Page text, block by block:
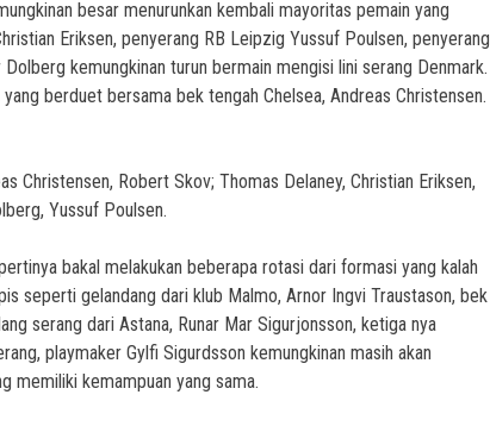
besar menurunkan kembali mayoritas pemain yang
Eriksen, penyerang RB Leipzig Yussuf Poulsen, penyerang
kemungkinan turun bermain mengisi lini serang Denmark.
berduet bersama bek tengah Chelsea, Andreas Christensen.
Christensen, Robert Skov; Thomas Delaney, Christian Eriksen,
Yussuf Poulsen.
bakal melakukan beberapa rotasi dari formasi yang kalah
seperti gelandang dari klub Malmo, Arnor Ingvi Traustason, bek
serang dari Astana, Runar Mar Sigurjonsson, ketiga nya
playmaker Gylfi Sigurdsson kemungkinan masih akan
memiliki kemampuan yang sama.